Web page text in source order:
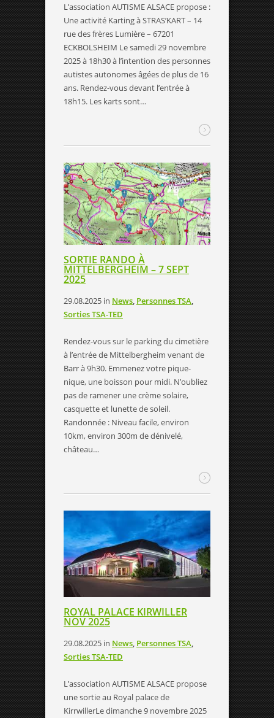
L’association AUTISME ALSACE propose :
Une activité Karting à STRAS’KART – 14
rue des frères Lumière – 67201
ECKBOLSHEIM Le samedi 29 novembre
2025 à 18h30 à l’intention des personnes
autistes autonomes âgées de plus de 16
ans. Rendez-vous devant l’entrée à
18h15. Les karts sont…
SORTIE RANDO À
MITTELBERGHEIM – 7 SEPT
2025
29.08.2025 in News, Personnes TSA,
Sorties TSA-TED
Rendez-vous sur le parking du cimetière
à l’entrée de Mittelbergheim venant de
Barr à 9h30. Emmenez votre pique-
nique, une boisson pour midi. N’oubliez
pas de ramener une crème solaire,
casquette et lunette de soleil.
Randonnée : Niveau facile, environ
10km, environ 300m de dénivelé,
château…
ROYAL PALACE KIRWILLER
NOV 2025
29.08.2025 in News, Personnes TSA,
Sorties TSA-TED
L’association AUTISME ALSACE propose
une sortie au Royal palace de
KirrwillerLe dimanche 9 novembre 2025